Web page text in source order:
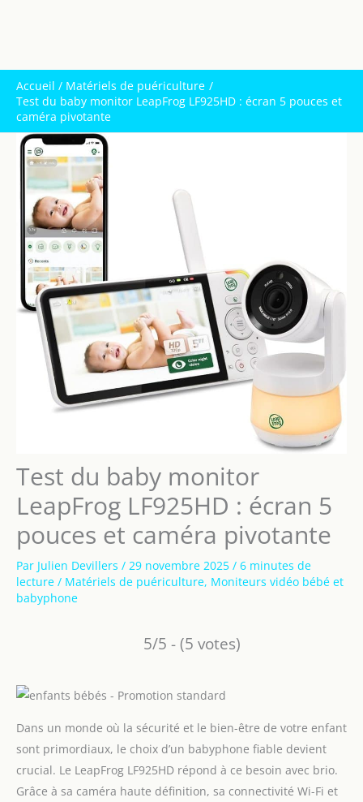
Accueil
Matériels de puériculture
Test du baby monitor LeapFrog LF925HD : écran 5 pouces et
caméra pivotante
Test du baby monitor
LeapFrog LF925HD : écran 5
pouces et caméra pivotante
Par Julien Devillers / 29 novembre 2025 / 6 minutes de
lecture / Matériels de puériculture, Moniteurs vidéo bébé et
babyphone
5/5 - (5 votes)
Dans un monde où la sécurité et le bien-être de votre enfant
sont primordiaux, le choix d’un babyphone fiable devient
crucial. Le LeapFrog LF925HD répond à ce besoin avec brio.
Grâce à sa caméra haute définition, sa connectivité Wi-Fi et